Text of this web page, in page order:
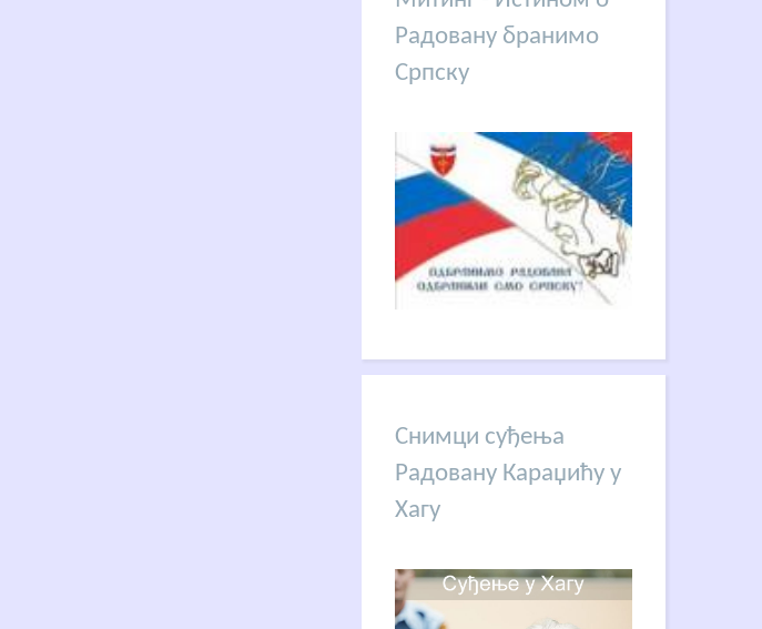
Радовану бранимо
Српску
Снимци суђења
Радовану Караџићу у
Хагу